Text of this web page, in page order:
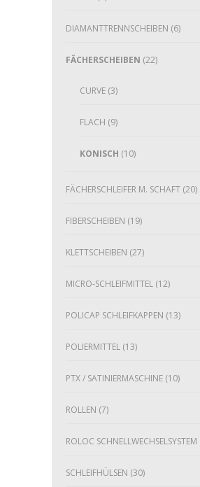
DIAMANTTRENNSCHEIBEN (6)
FÄCHERSCHEIBEN (22)
CURVE (3)
FLACH (9)
KONISCH (10)
FÄCHERSCHLEIFER M. SCHAFT (20)
FIBERSCHEIBEN (19)
KLETTSCHEIBEN (27)
MICRO-SCHLEIFMITTEL (12)
POLICAP SCHLEIFKAPPEN (13)
POLIERMITTEL (13)
PTX / SATINIERMASCHINE (10)
ROLLEN (7)
ROLOC SCHNELLWECHSELSYSTEM
SCHLEIFHÜLSEN (30)